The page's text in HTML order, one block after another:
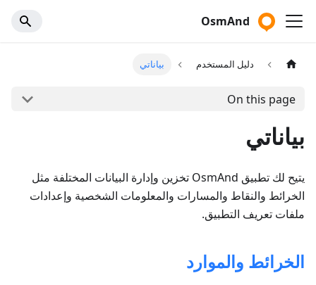
OsmAnd
دليل المستخدم بياناتي
On this page
بياناتي
يتيح لك تطبيق OsmAnd تخزين وإدارة البيانات المختلفة مثل
الخرائط والنقاط والمسارات والمعلومات الشخصية وإعدادات
ملفات تعريف التطبيق.
الخرائط والموارد